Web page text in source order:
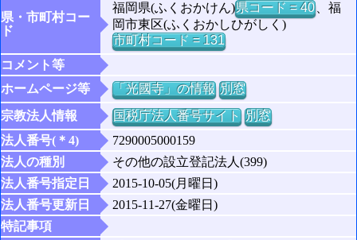
県・市町村コー
ド
福岡県(ふくおかけん)県コード = 40、福
岡市東区(ふくおかしひがしく)
市町村コード = 131
コメント等
ホームページ等
「光國寺」の情報 別窓
宗教法人情報
国税庁法人番号サイト 別窓
法人番号(＊4)
7290005000159
法人の種別
その他の設立登記法人(399)
法人番号指定日
2015-10-05(月曜日)
法人番号更新日
2015-11-27(金曜日)
特記事項